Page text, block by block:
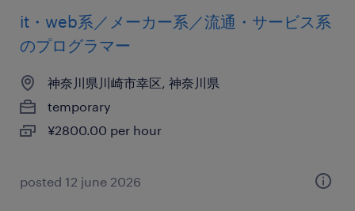
it・web系／メーカー系／流通・サービス系
のプログラマー
神奈川県川崎市幸区, 神奈川県
temporary
¥2800.00 per hour
posted 12 june 2026